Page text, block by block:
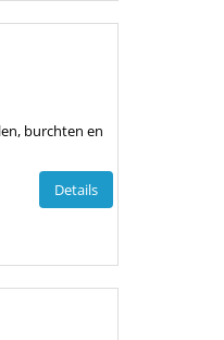
burchten en
Details